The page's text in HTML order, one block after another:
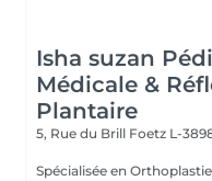
Isha suzan
Médicale &
Plantaire
5, Rue du Brill Foetz L-
Spécialisée en